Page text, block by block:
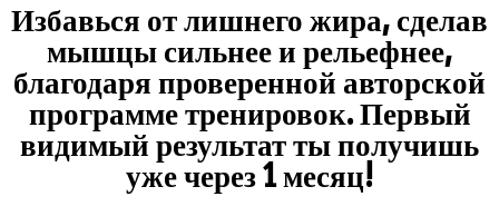
Избавься от лишнего жира, сделав
мышцы сильнее и рельефнее,
благодаря проверенной авторской
программе тренировок. Первый
видимый результат ты получишь
уже через 1 месяц!